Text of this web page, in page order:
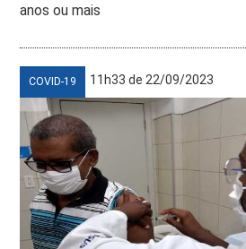
anos ou mais
COVID-19 11h33 de 22/09/2023